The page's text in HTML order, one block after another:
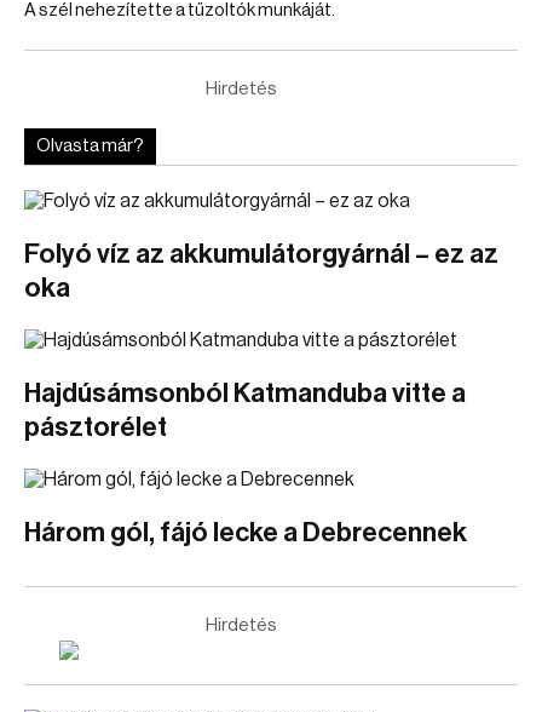
A szél nehezítette a tűzoltók munkáját.
Hirdetés
Olvasta már?
Folyó víz az akkumulátorgyárnál – ez az
oka
Hajdúsámsonból Katmanduba vitte a
pásztorélet
Három gól, fájó lecke a Debrecennek
Hirdetés